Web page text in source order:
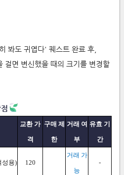
봐도 귀엽다' 퀘스트 완료 후,
걸면 변신했을 때의 크기를 변경할
교환 가
격
구매 제
한
거래 여
부
유효 기
간
성용) 120
거래 가
능
-